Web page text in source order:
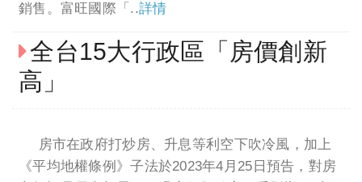
銷售。富旺國際「..詳情
全台15大行政區「房價創新
高」
房市在政府打炒房、升息等利空下吹冷風，加上
《平均地權條例》子法於2023年4月25日預告，對房